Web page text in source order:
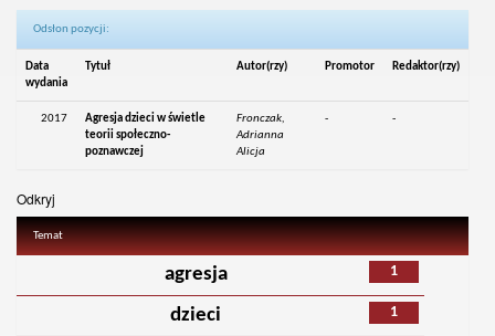
Odsłon pozycji:
Data
wydania
Tytuł Autor(rzy) Promotor Redaktor(rzy)
2017
Agresja dzieci w świetle
teorii społeczno-
poznawczej
Fronczak,
Adrianna
Alicja
- -
Odkryj
Temat
1
agresja
1
dzieci